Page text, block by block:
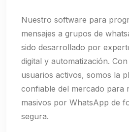
Nuestro software para
mensajes a grupos de
sido desarrollado por
digital y automatización.
usuarios activos, somos la
confiable del mercado para
masivos por WhatsApp de
segura.